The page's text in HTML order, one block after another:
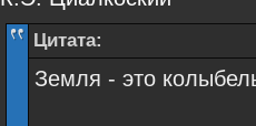
Цитата:
Земля - это